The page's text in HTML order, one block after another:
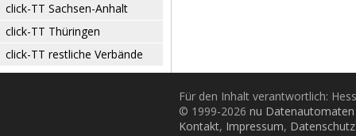
click-TT Sachsen-Anhalt
click-TT Thüringen
click-TT restliche Verbände
Für den Inhalt verantwortlich:
© 1999-2026 nu
Kontakt, Impressum, Datenschutz